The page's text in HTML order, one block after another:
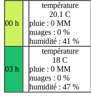
00 h
température
20.1 C
pluie : 0 MM
nuages : 0 %
humidité : 41 %
03 h
température
18 C
pluie : 0 MM
nuages : 0 %
humidité : 47 %